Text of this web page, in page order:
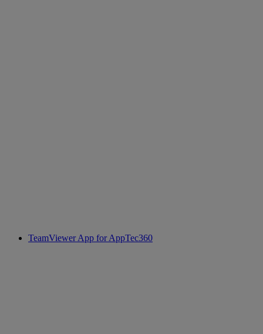
TeamViewer App for AppTec360